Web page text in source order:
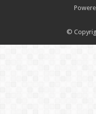
©